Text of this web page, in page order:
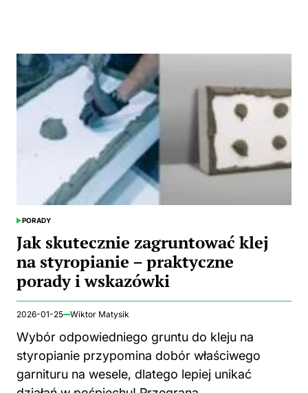
POSTED
PORADY
Jak skutecznie zagruntować klej
na styropianie – praktyczne
porady i wskazówki
2026-01-25 Wiktor Matysik
Wybór odpowiedniego gruntu do kleju na
styropianie przypomina dobór właściwego
garnituru na wesele, dlatego lepiej unikać